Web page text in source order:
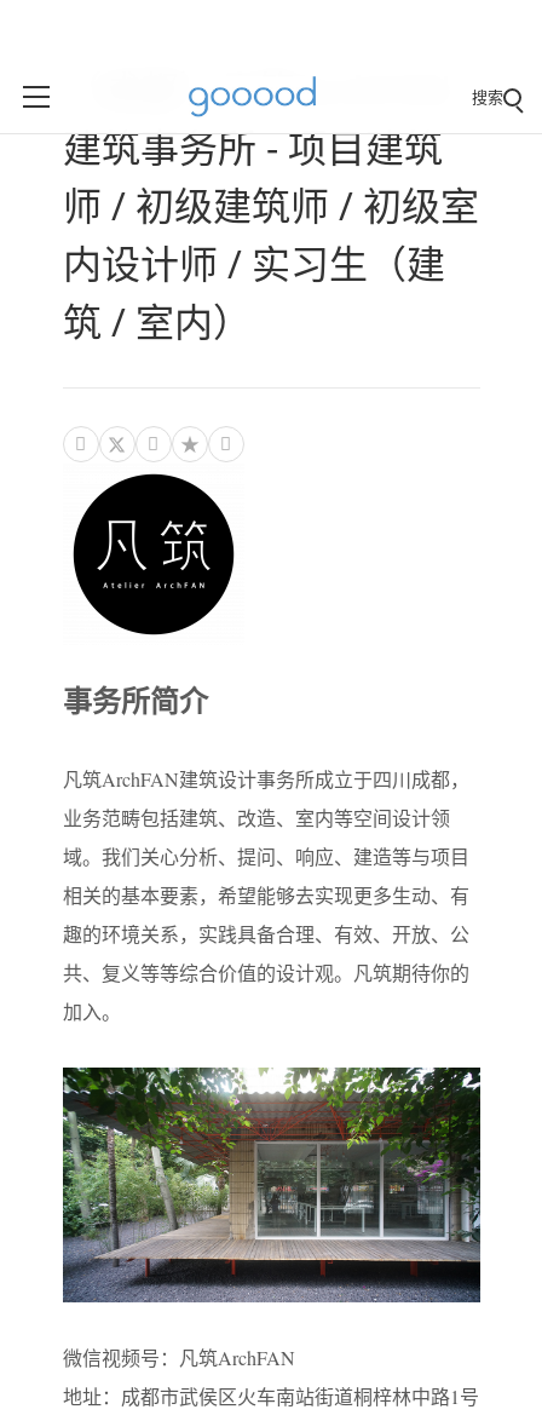
搜索
（成都）凡筑ArchFAN
建筑事务所 - 项目建筑
师 / 初级建筑师 / 初级室
内设计师 / 实习生（建
筑 / 室内）
  
事务所简介
凡筑ArchFAN建筑设计事务所成立于四川成都，
业务范畴包括建筑、改造、室内等空间设计领
域。我们关心分析、提问、响应、建造等与项目
相关的基本要素，希望能够去实现更多生动、有
趣的环境关系，实践具备合理、有效、开放、公
共、复义等等综合价值的设计观。凡筑期待你的
加入。
微信视频号：凡筑ArchFAN
地址：成都市武侯区火车南站街道桐梓林中路1号